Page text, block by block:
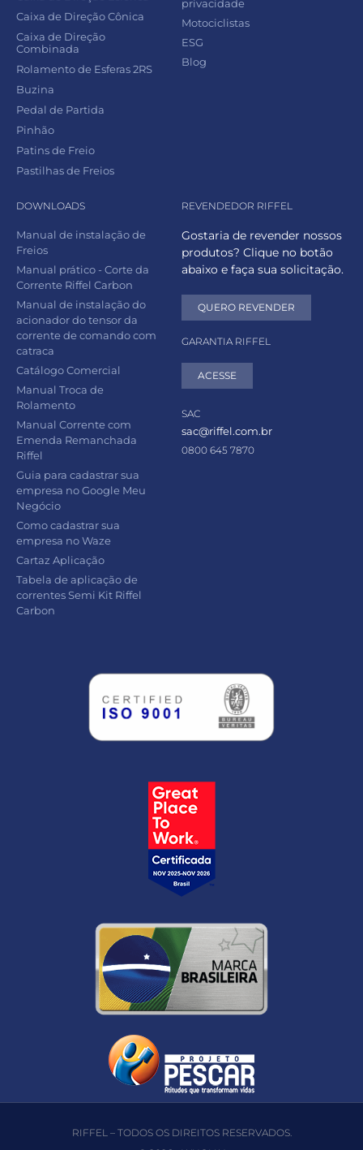
Caixa de Direção Cônica
Caixa de Direção
Combinada
Rolamento de Esferas 2RS
Buzina
Pedal de Partida
Pinhão
Patins de Freio
Pastilhas de Freios
privacidade
Motociclistas
ESG
Blog
DOWNLOADS
Manual de instalação de
Freios
Manual prático - Corte da
Corrente Riffel Carbon
Manual de instalação do
acionador do tensor da
corrente de comando com
catraca
Catálogo Comercial
Manual Troca de
Rolamento
Manual Corrente com
Emenda Remanchada
Riffel
Guia para cadastrar sua
empresa no Google Meu
Negócio
Como cadastrar sua
empresa no Waze
Cartaz Aplicação
Tabela de aplicação de
correntes Semi Kit Riffel
Carbon
REVENDEDOR RIFFEL
Gostaria de revender nossos
produtos? Clique no botão
abaixo e faça sua solicitação.
QUERO REVENDER
GARANTIA RIFFEL
ACESSE
SAC
sac@riffel.com.br
0800 645 7870
RIFFEL – TODOS OS DIREITOS RESERVADOS.